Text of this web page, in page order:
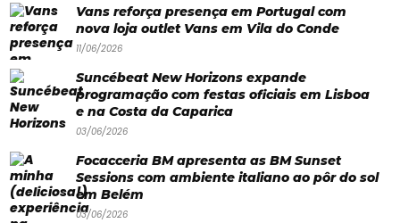
Paradisíacas
Eventos
Água
Bronzeado
Vans reforça presença em Portugal com
nova loja outlet Vans em Vila do Conde
11/06/2026
Suncébeat New Horizons expande
programação com festas oficiais em Lisboa
e na Costa da Caparica
03/06/2026
Focacceria BM apresenta as BM Sunset
Sessions com ambiente italiano ao pôr do sol
em Belém
03/06/2026